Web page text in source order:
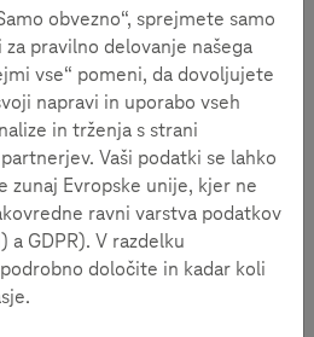
i zadatke na pet različitih
korišćenju medija i temama kao
zaštita podataka i nasilje na
obvezno“, sprejmete samo
pravilno delovanje našega
vse“ pomeni, da dovoljujete
napravi in uporabo vseh
in trženja s strani
Vaši podatki se lahko
zunaj Evropske unije, kjer ne
ravni varstva podatkov
a GDPR). V razdelku
določite in kadar koli